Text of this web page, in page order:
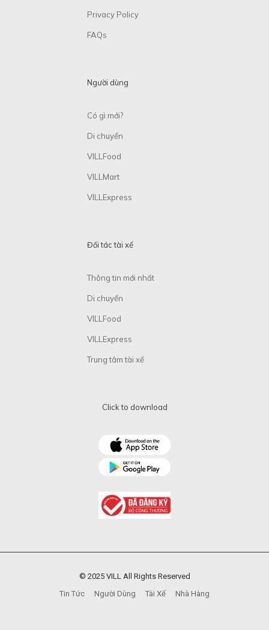
Privacy Policy
FAQs
Người dùng
Có gì mới?
Di chuyển
VILLFood
VILLMart
VILLExpress
Đối tác tài xế
Thông tin mới nhất
Di chuyển
VILLFood
VILLExpress
Trung tâm tài xế
Click to download
© 2025 VILL All Rights Reserved
Tin Tức
Người Dùng Tài Xế Nhà Hàng